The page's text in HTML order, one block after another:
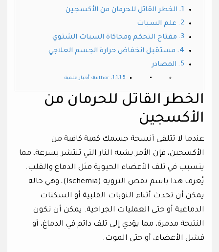
الخطر القاتل للحرمان من الأكسجين
علم السبات
مفتاح التحكم ومحاكاة السبات الشتوي
مستقبل انخفاض حرارة الجسم العلاجي
المصادر
Author: أخبار علمية
الخطر القاتل للحرمان من
الأكسجين
عندما لا تتلقى أنسجة جسمك كمية كافية من
الأكسجين، فإن الأمر يشبه النار التي تنتشر بسرعة، مما
يتسبب في تلف الأعضاء الحيوية مثل الدماغ والقلب.
يُعرف هذا باسم نقص التروية (Ischemia)، وهي حالة
يمكن أن تحدث أثناء النوبات القلبية أو السكتات
الدماغية أو حتى العمليات الجراحية. يمكن أن تكون
النتيجة مدمرة، مما يؤدي إلى تلف دائم في الدماغ، أو
فشل الأعضاء، أو حتى الموت.